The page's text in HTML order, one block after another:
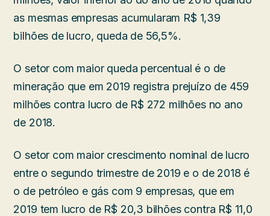
as mesmas empresas acumularam R$ 1,39
bilhões de lucro, queda de 56,5%.
O setor com maior queda percentual é o de
mineração que em 2019 registra prejuízo de 459
milhões contra lucro de R$ 272 milhões no ano
de 2018.
O setor com maior crescimento nominal de lucro
entre o segundo trimestre de 2019 e o de 2018 é
o de petróleo e gás com 9 empresas, que em
2019 tem lucro de R$ 20,3 bilhões contra R$ 11,0